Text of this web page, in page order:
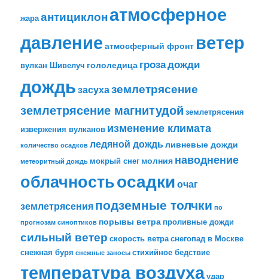
жараантициклонатмосферное
давление атмосферный фронт ветер
вулкан Шивелуч гололедица грозадожди
дождьзасухаземлетрясение
землетрясение магнитудой землетрясения
извержения вулканов изменение климата
количество осадков ледяной дождьливневые дожди
метеоритный дождь мокрый снег молния наводнение
облачностьосадкиочаг
землетрясенияподземные толчки по
прогнозам синоптиков порывы ветра проливные дожди
сильный ветер скорость ветраснегопад в Москве
снежная буря снежные заносы стихийное бедствие
температура воздухаудар